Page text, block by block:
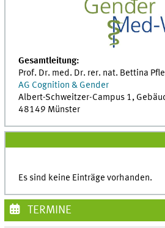
Gesamtleitung:
Prof. Dr. med. Dr. rer. nat. Bettina
AG Cognition & Gender
Albert-Schweitzer-Campus 1,
48149 Münster
Es sind keine Einträge vorhanden.
TERMINE